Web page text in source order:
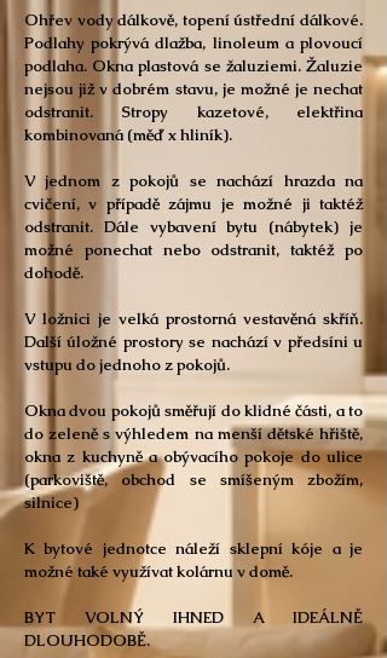
Ohřev vody dálkově, topení ústřední dálkové.
Podlahy pokrývá dlažba, linoleum a plovoucí
podlaha. Okna plastová se žaluziemi. Žaluzie
nejsou již v dobrém stavu, je možné je nechat
odstranit. Stropy kazetové, elektřina
kombinovaná (měď x hliník).
V jednom z pokojů se nachází hrazda na
cvičení, v případě zájmu je možné ji taktéž
odstranit. Dále vybavení bytu (nábytek) je
možné ponechat nebo odstranit, taktéž po
dohodě.
V ložnici je velká prostorná vestavěná skříň.
Další úložné prostory se nachází v předsíni u
vstupu do jednoho z pokojů.
Okna dvou pokojů směřují do klidné části, a to
do zeleně s výhledem na menší dětské hřiště,
okna z kuchyně a obývacího pokoje do ulice
(parkoviště, obchod se smíšeným zbožím,
silnice)
K bytové jednotce náleží sklepní kóje a je
možné také využívat kolárnu v domě.
BYT VOLNÝ IHNED A IDEÁLNĚ
DLOUHODOBĚ.